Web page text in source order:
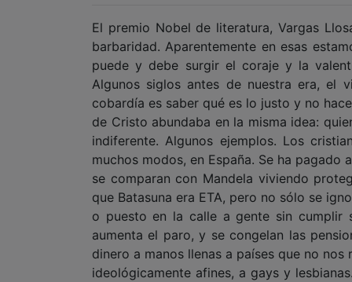
El premio Nobel de literatura, Vargas
barbaridad. Aparentemente en esas
puede y debe surgir el coraje y la
Algunos siglos antes de nuestra era, el
cobardía es saber qué es lo justo y no
de Cristo abundaba en la misma idea:
indiferente. Algunos ejemplos. Los
muchos modos, en España. Se ha
se comparan con Mandela viviendo
que Batasuna era ETA, pero no sólo se
o puesto en la calle a gente sin cumplir
aumenta el paro, y se congelan las
dinero a manos llenas a países que no
ideológicamente afines, a gays y